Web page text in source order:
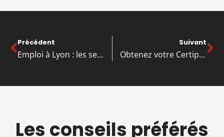
Précédent
Emploi à Lyon : les secteurs les plus porteurs pour postuler aujourd’hui
Suivant
Obtenez votre Certiphyto pour travailler légalement avec les produits phytosanitaires
Les conseils préférés